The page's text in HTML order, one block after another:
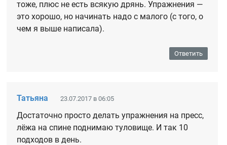
тоже, плюс не есть всякую дрянь. Упражнения —
это хорошо, но начинать надо с малого (с того, о
чем я выше написала).
Ответить
Татьяна 23.07.2017 в 06:05
Достаточно просто делать упражнения на пресс,
лёжа на спине поднимаю туловище. И так 10
подходов в день.